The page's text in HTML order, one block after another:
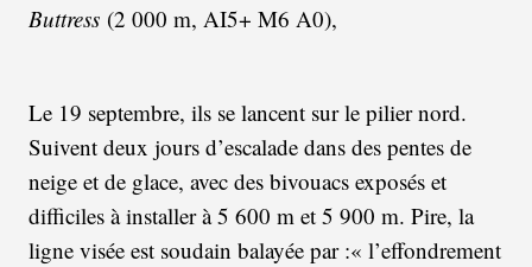
Buttress (2 000 m, AI5+ M6 A0),
Le 19 septembre, ils se lancent sur le pilier nord.
Suivent deux jours d’escalade dans des pentes de
neige et de glace, avec des bivouacs exposés et
difficiles à installer à 5 600 m et 5 900 m. Pire, la
ligne visée est soudain balayée par :« l’effondrement